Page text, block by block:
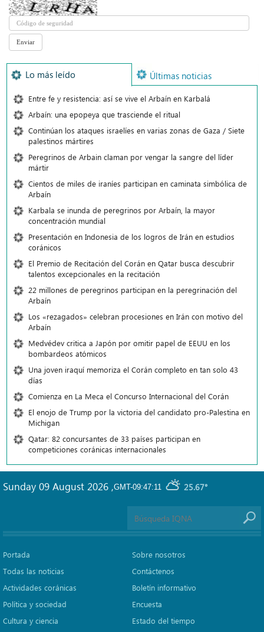
Lo más leído Últimas noticias
Entre fe y resistencia: así se vive el Arbaín en Karbalá
Arbaín: una epopeya que trasciende el ritual
Continúan los ataques israelíes en varias zonas de Gaza / Siete
palestinos mártires
Peregrinos de Arbain claman por vengar la sangre del líder
mártir
Cientos de miles de iraníes participan en caminata simbólica de
Arbaín
Karbala se inunda de peregrinos por Arbaín, la mayor
concentración mundial
Presentación en Indonesia de los logros de Irán en estudios
coránicos
El Premio de Recitación del Corán en Qatar busca descubrir
talentos excepcionales en la recitación
22 millones de peregrinos participan en la peregrinación del
Arbaín
Los «rezagados» celebran procesiones en Irán con motivo del
Arbaín
Medvédev critica a Japón por omitir papel de EEUU en los
bombardeos atómicos
Una joven iraquí memoriza el Corán completo en tan solo 43
días
Comienza en La Meca el Concurso Internacional del Corán
El enojo de Trump por la victoria del candidato pro-Palestina en
Michigan
Qatar: 82 concursantes de 33 países participan en
competiciones coránicas internacionales
GMT-09:47:11 25.67°
Sunday 09 August 2026 ,
Portada
Todas las noticias
Actividades coránicas
Política y sociedad
Cultura y ciencia
Sobre nosotros
Contáctenos
Boletín informativo
Encuesta
Estado del tiempo